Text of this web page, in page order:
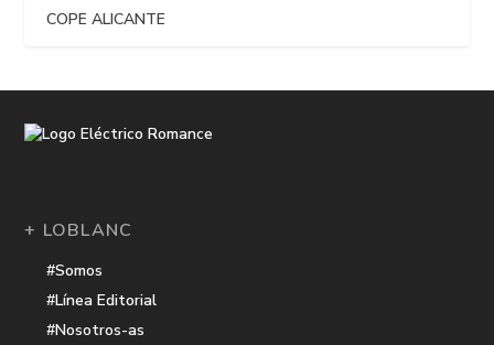
COPE ALICANTE
+ LOBLANC
#Somos
#Línea Editorial
#Nosotros-as